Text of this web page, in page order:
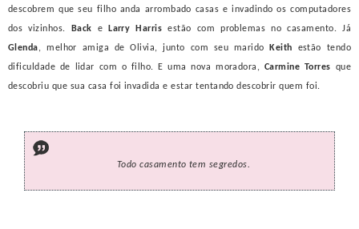
descobrem que seu filho anda arrombado casas e invadindo os computadores
dos vizinhos.
Back e Larry Harris estão com problemas no casamento. Já
Glenda, melhor amiga de Olivia, junto com seu marido Keith estão tendo
dificuldade de lidar com o filho. E uma nova moradora,Carmine Torres que
descobriu que sua casa foi invadida e estar tentando descobrir quem foi.
Todo casamento tem segredos.